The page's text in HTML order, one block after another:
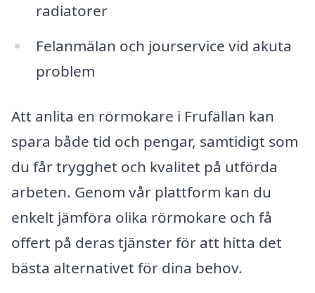
radiatorer
Felanmälan och jourservice vid akuta
problem
Att anlita en rörmokare i Frufällan kan
spara både tid och pengar, samtidigt som
du får trygghet och kvalitet på utförda
arbeten. Genom vår plattform kan du
enkelt jämföra olika rörmokare och få
offert på deras tjänster för att hitta det
bästa alternativet för dina behov.